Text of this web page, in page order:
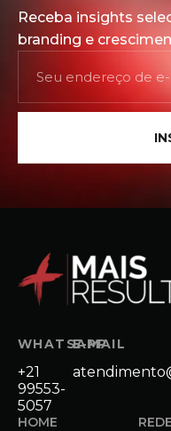
Receba insights
branding e
WHATSAPP
+21
99553-
5057
E-MAIL
HOME